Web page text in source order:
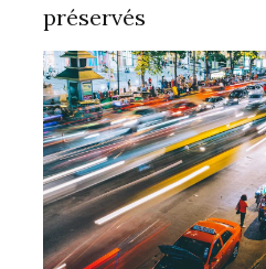
préservés